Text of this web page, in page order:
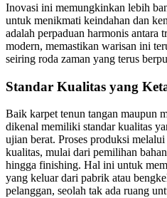
Inovasi ini memungkinkan lebih
untuk menikmati keindahan dan
adalah perpaduan harmonis antara
modern, memastikan warisan ini
seiring roda zaman yang terus
Standar Kualitas yang
Baik karpet tenun tangan maupun
dikenal memiliki standar kualitas
ujian berat. Proses produksi
kualitas, mulai dari pemilihan
hingga finishing. Hal ini untuk
yang keluar dari pabrik atau
pelanggan, seolah tak ada ruang